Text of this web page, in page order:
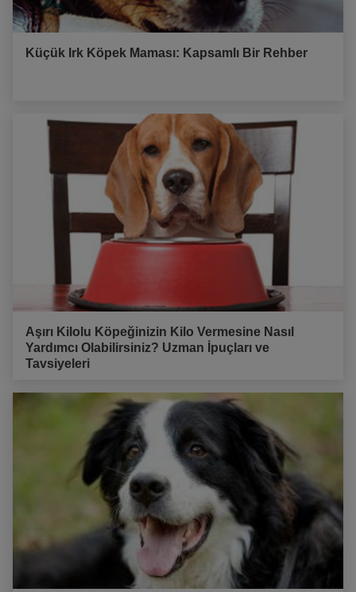
Küçük Irk Köpek Maması: Kapsamlı Bir Rehber
Aşırı Kilolu Köpeğinizin Kilo Vermesine Nasıl
Yardımcı Olabilirsiniz? Uzman İpuçları ve
Tavsiyeleri